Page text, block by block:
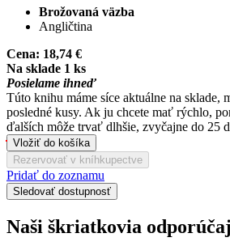
Brožovaná väzba
Angličtina
Cena: 18,74 €
Na sklade 1 ks
Posielame ihneď
Túto knihu máme síce aktuálne na sklade,
posledné kusy. Ak ju chcete mať rýchlo,
ďalších môže trvať dlhšie, zvyčajne do 25
Vložiť do košíka
Rezervovať v kníhkupectve
Pridať do zoznamu
Sledovať dostupnosť
Naši škriatkovia